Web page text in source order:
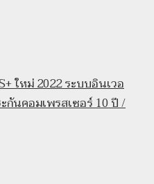
ใหม่ 2022 ระบบอินเวอ
กันคอมเพรสเซอร์ 10 ปี /